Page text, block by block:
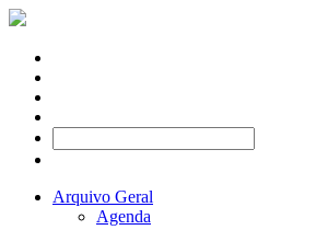
Arquivo Geral
Agenda